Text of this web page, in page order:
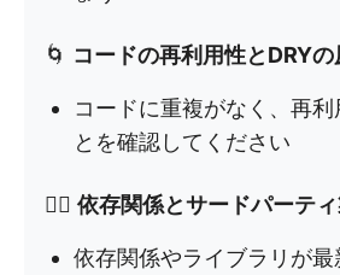
🌀 コードの再利用性とDRYの
コードに重複がなく、再利
とを確認してください
✍🏼 依存関係とサードパーテ
依存関係やライブラリが